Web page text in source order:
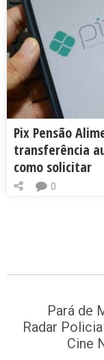
Pix Pensão
transferência
como solicitar
0
Pará de
Radar
Cine